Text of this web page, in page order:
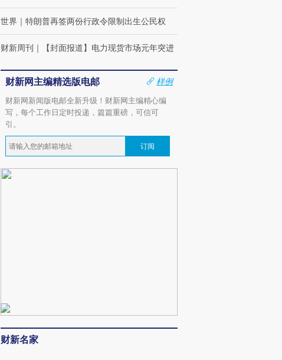
世界 ｜ 特朗普再签两份行政令限制出生公民权
财新周刊 ｜ 【封面报道】电力现货市场元年突进
财新网主编精选版电邮
样例
财新网新闻版电邮全新升级！财新网主编精心编
写，每个工作日定时投递，篇篇重磅，可信可
引。
订阅
财新名家